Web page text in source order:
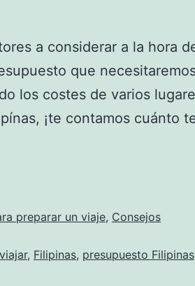
a considerar a la hora
que
los costes de varios
¡te contamos cuánto
preparar un viaje, Consejos
, Filipinas, presupuesto Filipinas